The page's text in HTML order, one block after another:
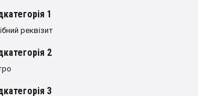
1
реквізит
2
3